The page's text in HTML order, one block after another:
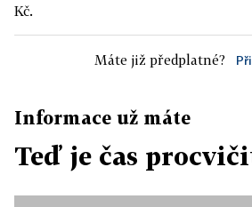
Kč.
Máte již předplatné?
Informace už máte
Teď je čas